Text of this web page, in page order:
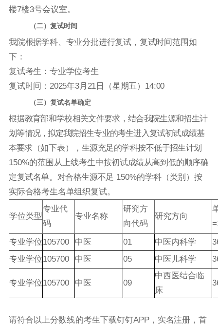
楼7楼3号会议室。
（二）复试时间
我院根据学科、专业分批进行复试，复试时间范围如
下：
复试考生：专业学位考生
复试时间： 2025年3月 21 日（星期五 ） 14:00
（三）复试名单确定
根据教育部和学校相关文件要求，结合我院生源和招生计
划等情况，拟定我院招生专业的考生进入复试初试成绩基
本要求 （如下表）
，生源充足的学科按不低于招生计划
150%的范围从上线考生中按初试成绩从高到低的顺序确
定复试名单。对合格生源不足 150%的学科（类别 ）按
实际合格考生名单组织复试。
学位类型
专业代
码
专业名称
研究方
向代码
研究方向
专业学位105700 中医 01 中医内科学
专业学位105700 中医 05 中医儿科学
专业学位105700 中医 09
中西医结合临
床
请符合以上分数线的考生下载钉钉APP ，实名注册，首